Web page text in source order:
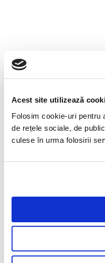
Acest site utilizează
Folosim cookie-uri pentru
de rețele sociale, de
culese în urma folosirii